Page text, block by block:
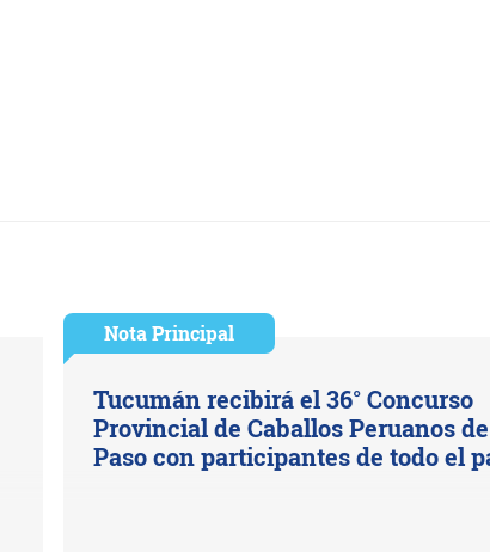
Nota Principal
Tucumán recibirá el 36° Concurso
Provincial de Caballos Peruanos de
Paso con participantes de todo el